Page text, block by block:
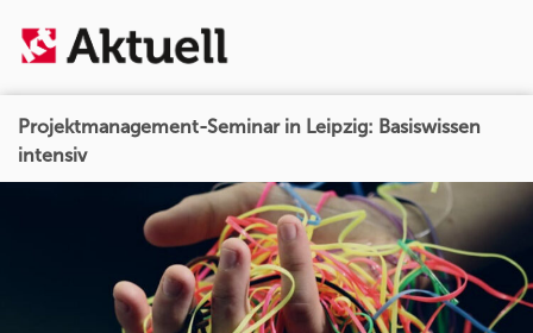
Projektmanagement-Seminar in Leipzig: Basiswissen
intensiv